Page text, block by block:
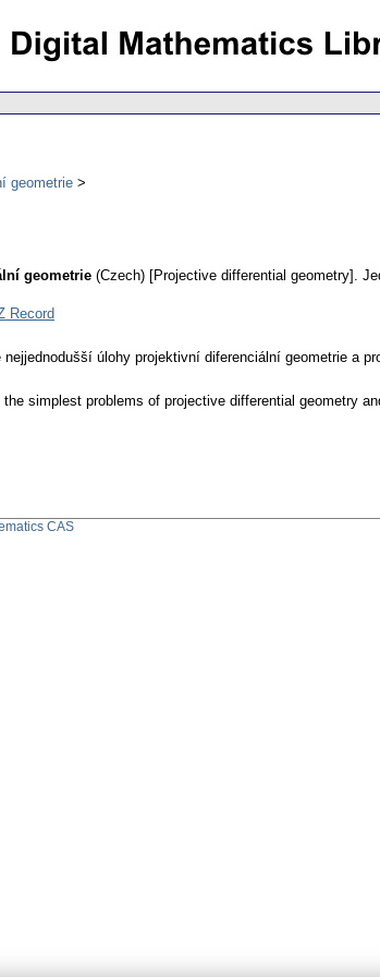
geometrie
geometrie (Czech) [Projective differential geometry].
Record
úlohy projektivní diferenciální geometrie a
simplest problems of projective differential geometry
CAS